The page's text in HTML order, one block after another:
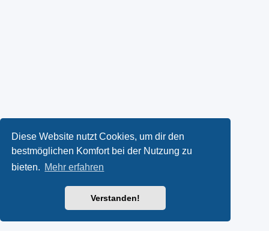
Diese Website nutzt Cookies, um dir den
bestmöglichen Komfort bei der Nutzung zu
bieten. Mehr erfahren
Verstanden!